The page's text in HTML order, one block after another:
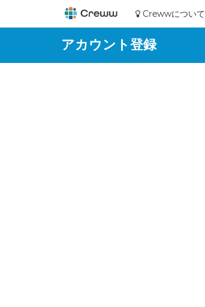
Crewwについて
アカウント登録